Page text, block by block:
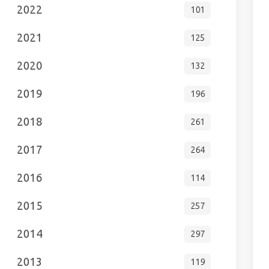
2022 101
2021 125
2020 132
2019 196
2018 261
2017 264
2016 114
2015 257
2014 297
2013 119